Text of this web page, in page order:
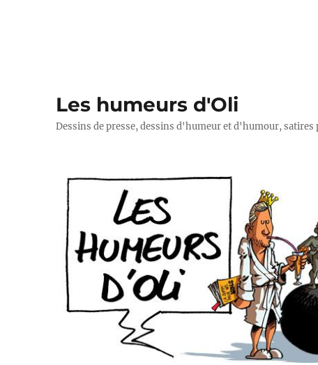
Les humeurs d'Oli
Dessins de presse, dessins d'humeur et d'humour,